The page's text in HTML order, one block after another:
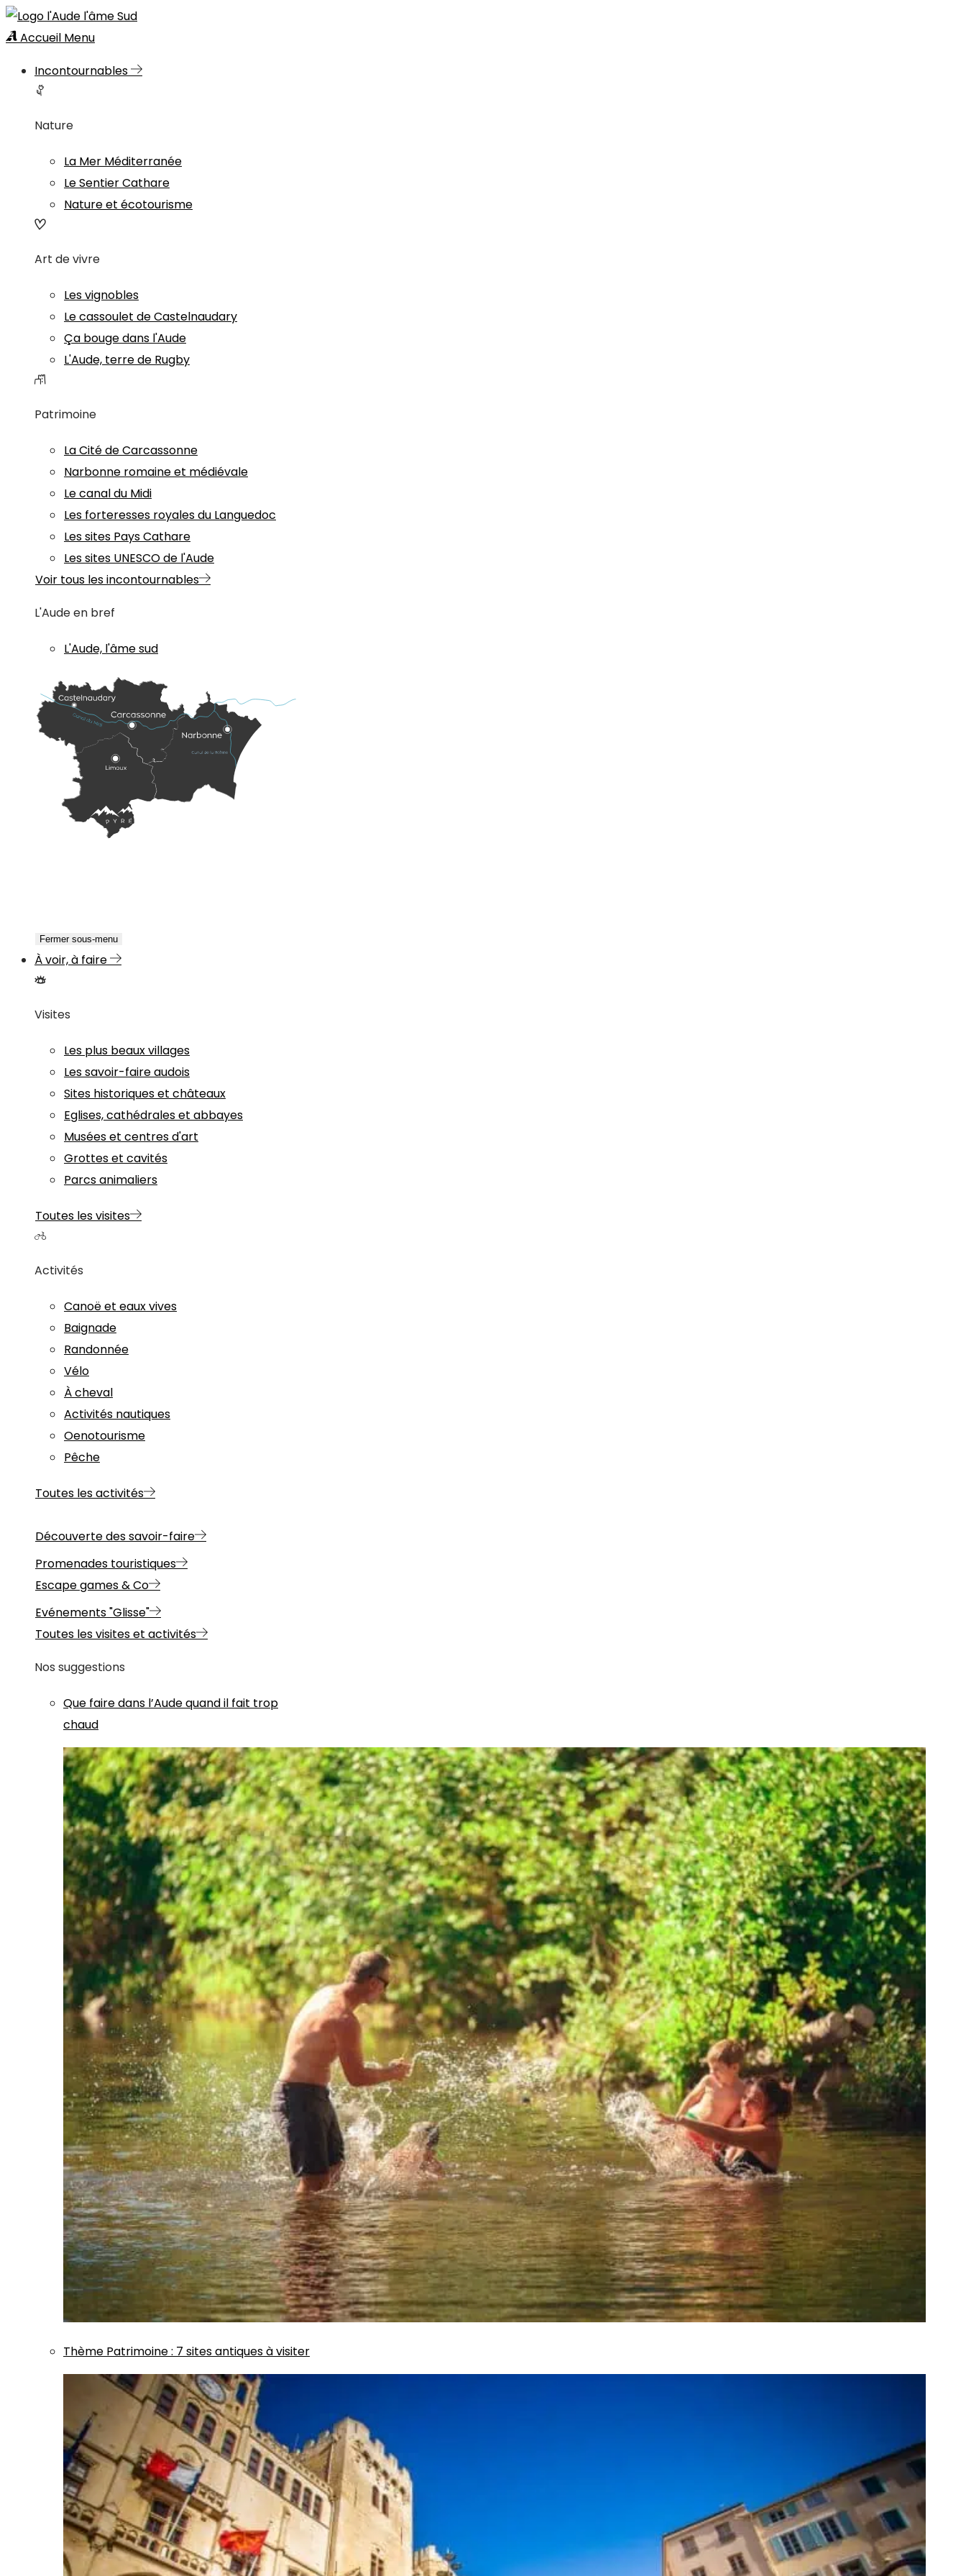
Accueil Menu
Incontournables
Nature
La Mer Méditerranée
Le Sentier Cathare
Nature et écotourisme
Art de vivre
Les vignobles
Le cassoulet de Castelnaudary
Ça bouge dans l'Aude
L'Aude, terre de Rugby
Patrimoine
La Cité de Carcassonne
Narbonne romaine et médiévale
Le canal du Midi
Les forteresses royales du Languedoc
Les sites Pays Cathare
Les sites UNESCO de l'Aude
Voir tous les incontournables
L'Aude en bref
L'Aude, l'âme sud
Fermer sous-menu
À voir, à faire
Visites
Les plus beaux villages
Les savoir-faire audois
Sites historiques et châteaux
Eglises, cathédrales et abbayes
Musées et centres d'art
Grottes et cavités
Parcs animaliers
Toutes les visites
Activités
Canoë et eaux vives
Baignade
Randonnée
Vélo
À cheval
Activités nautiques
Oenotourisme
Pêche
Toutes les activités
Découverte des savoir-faire
Promenades touristiques
Escape games & Co
Evénements "Glisse"
Toutes les visites et activités
Nos suggestions
Que faire dans l’Aude quand il fait trop
chaud
Thème Patrimoine: 7 sites antiques à visiter